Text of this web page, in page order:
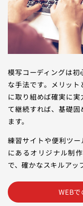
模写コーディングは
な手法です。メリッ
に取り組めば確実に
て継続すれば、基礎
ます。
練習サイトや便利ツ
にあるオリジナル制
で、確かなスキルアッ
WEB